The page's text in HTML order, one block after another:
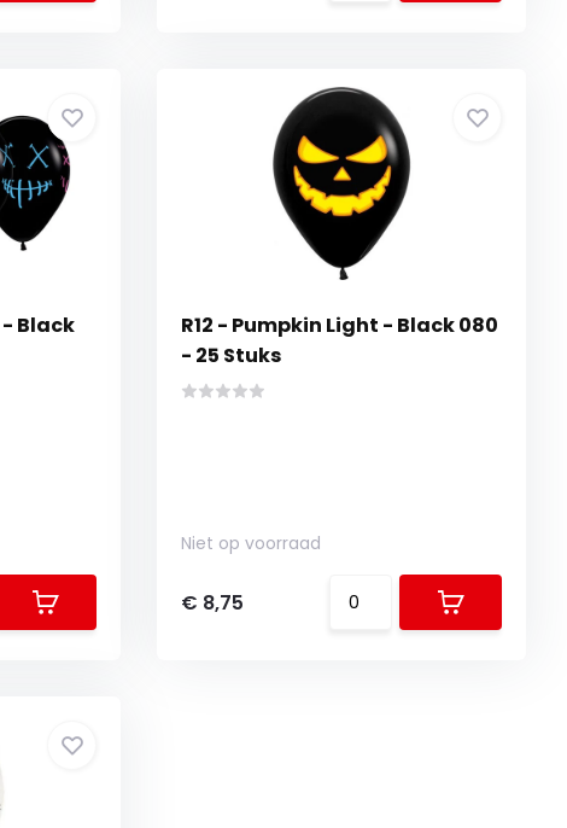
- Black
R12 - Pumpkin Light - Black 080
- 25 Stuks
Niet op voorraad
€ 8,75